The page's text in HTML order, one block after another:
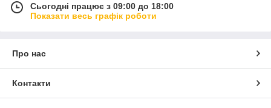
Сьогодні працює з 09:00 до 18:00
Показати весь графік роботи
Про нас
Контакти